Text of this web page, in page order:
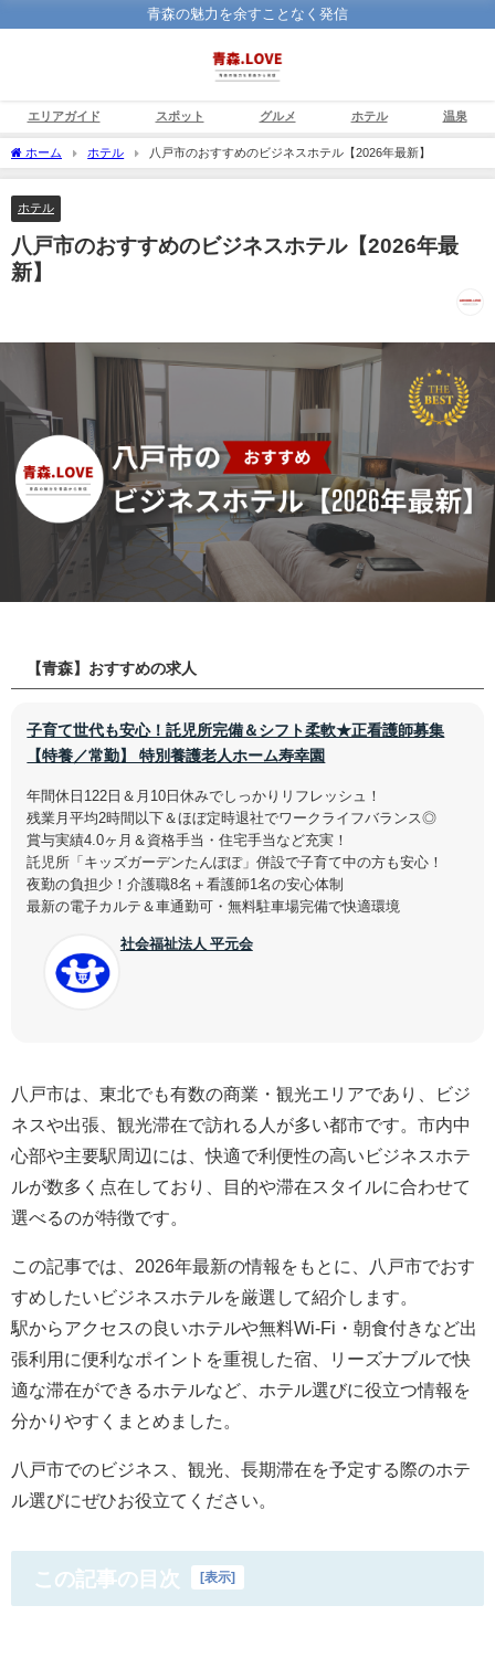
青森の魅力を余すことなく発信
エリアガイド スポット グルメ ホテル 温泉
ホーム ホテル 八戸市のおすすめのビジネスホテル【2026年最新】
ホテル
八戸市のおすすめのビジネスホテル【2026年最
新】
【青森】おすすめの求人
子育て世代も安心！託児所完備＆シフト柔軟★正看護師募集
【特養／常勤】 特別養護老人ホーム寿幸園
年間休日122日＆月10日休みでしっかりリフレッシュ！
残業月平均2時間以下＆ほぼ定時退社でワークライフバランス◎
賞与実績4.0ヶ月＆資格手当・住宅手当など充実！
託児所「キッズガーデンたんぽぽ」併設で子育て中の方も安心！
夜勤の負担少！介護職8名＋看護師1名の安心体制
最新の電子カルテ＆車通勤可・無料駐車場完備で快適環境
社会福祉法人 平元会
八戸市は、東北でも有数の商業・観光エリアであり、ビジ
ネスや出張、観光滞在で訪れる人が多い都市です。市内中
心部や主要駅周辺には、快適で利便性の高いビジネスホテ
ルが数多く点在しており、目的や滞在スタイルに合わせて
選べるのが特徴です。
この記事では、2026年最新の情報をもとに、八戸市でおす
すめしたいビジネスホテルを厳選して紹介します。
駅からアクセスの良いホテルや無料Wi‑Fi・朝食付きなど出
張利用に便利なポイントを重視した宿、リーズナブルで快
適な滞在ができるホテルなど、ホテル選びに役立つ情報を
分かりやすくまとめました。
八戸市でのビジネス、観光、長期滞在を予定する際のホテ
ル選びにぜひお役立てください。
この記事の目次 [表示]